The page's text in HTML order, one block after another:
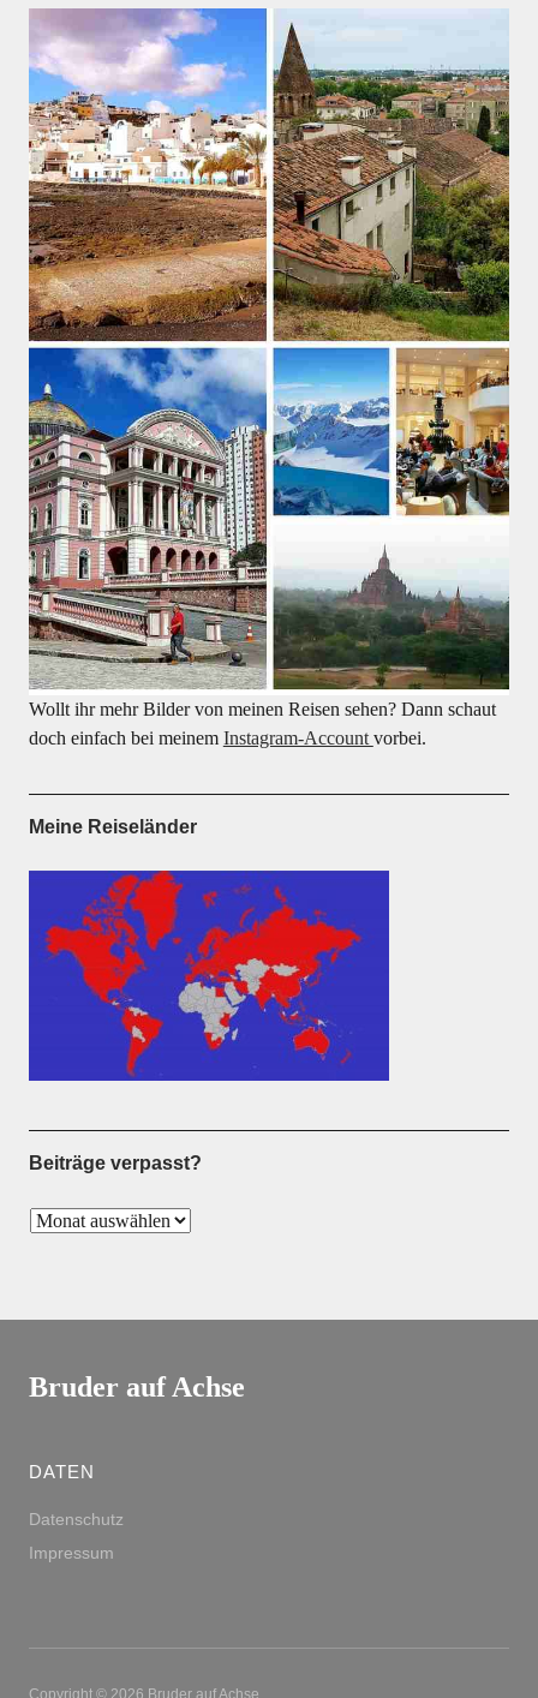
Wollt ihr mehr Bilder von meinen Reisen sehen? Dann schaut
doch einfach bei meinem Instagram-Account vorbei.
Meine Reiseländer
Beiträge verpasst?
Bruder auf Achse
DATEN
Datenschutz
Impressum
Copyright © 2026 Bruder auf Achse